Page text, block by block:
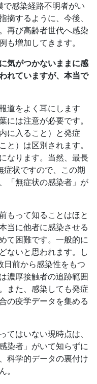
感染経路不明者がい
摘するように、今後、
再び高齢者世代へ感染
も増加してきます。
気がつかないままに感
れていますが、本当で
道をよく耳にします
には注意が必要です。
に入ること）と発症
と）は区別されます。
なります。当然、最長
症状ですので、この期
「無症状の感染者」が
もって知ることはほと
当に他者に感染させる
て困難です。一般的に
ないと思われます。し
日前から感染性をもつ
濃厚接触者の追跡範囲
また、感染しても発症
の疫学データを集める
てはいない現時点は、
染者」がいて知らずに
科学的データの裏付け
。